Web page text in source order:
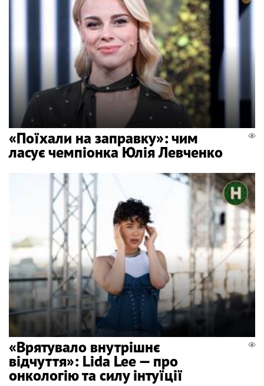
«Поїхали на заправку»: чим
ласує чемпіонка Юлія Левченко
«Врятувало внутрішнє
відчуття»: Lida Lee — про
онкологію та силу інтуїції